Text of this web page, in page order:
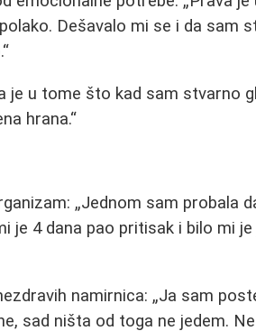
Dešavalo mi se i da sam
je u tome što kad sam stvarno
hrana.
Jednom sam probala
je 4 dana pao pritisak i bilo mi
namirnica:
Ja sam
sad ništa od toga ne jedem.